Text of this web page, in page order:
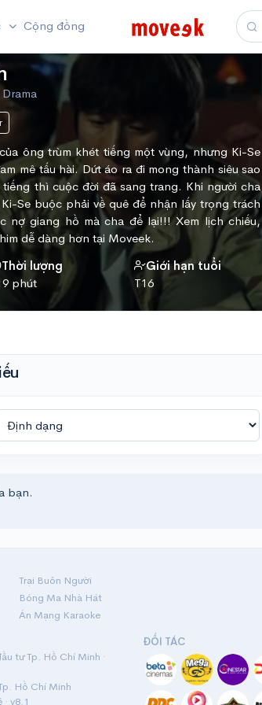
Cộng đồng
ông trùm khét tiếng một vùng, nhưng Ki-Se
mê tấu hài. Dứt áo ra đi mong thành siêu sao
thì cuộc đời đã sang trang. Khi người cha
Se buộc phải về quê để nhận lấy trọng trách
nợ giang hồ mà cha để lại!!! Xem lịch chiếu,
dễ dàng hơn tại Moveek.
Thời lượng
phút
Giới hạn tuổi
T16
bạn.
Trại Buôn Người
Bóng Ma Nhà Hát
Án Mạng Karaoke
tư Tp. Hồ Chí Minh ·
Hồ Chí Minh
· v8.1
ĐỐI TÁC